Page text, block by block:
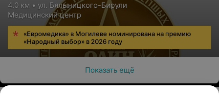
4.0 км • ул. Бялыницкого-Бирули
Медицинский центр
«Евромедика» в Могилеве номинирована на премию
«Народный выбор» в 2026 году
Показать ещё